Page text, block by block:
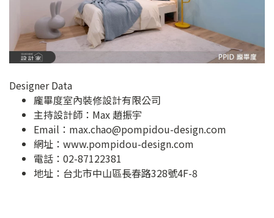
Designer Data
龐畢度室內裝修設計有限公司
主持設計師：Max 趙振宇
Email： max.chao@pompidou-design.com
網址： www.pompidou-design.com
電話：02-87122381
地址： 台北市中山區長春路328號4F-8